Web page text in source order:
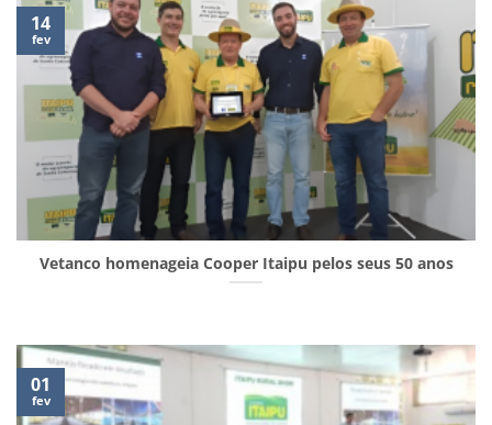
Vetanco homenageia Cooper Itaipu pelos seus 50 anos
14
fev
01
fev